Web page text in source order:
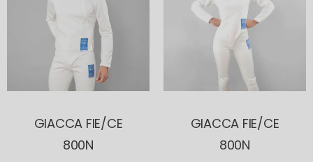
GIACCA FIE/CE
800N
GIACCA FIE/CE
800N